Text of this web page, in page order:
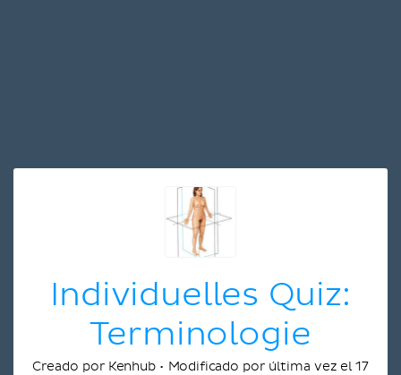
Individuelles Quiz:
Terminologie
Creado por Kenhub • Modificado por última vez el 17